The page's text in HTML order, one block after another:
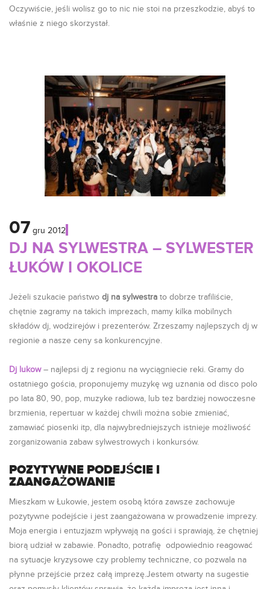
Oczywiście, jeśli wolisz go to nic nie stoi na przeszkodzie, abyś to
właśnie z niego skorzystał.
07 gru 2012
DJ NA SYLWESTRA – SYLWESTER
ŁUKÓW I OKOLICE
Jeżeli szukacie państwo dj na sylwestra to dobrze trafiliście,
chętnie zagramy na takich imprezach, mamy kilka mobilnych
składów dj, wodzirejów i prezenterów. Zrzeszamy najlepszych dj w
regionie a nasze ceny sa konkurencyjne.
Dj lukow– najlepsi dj z regionu na wyciągniecie reki. Gramy do
ostatniego gościa, proponujemy muzykę wg uznania od disco polo
po lata 80, 90, pop, muzyke radiowa, lub tez bardziej nowoczesne
brzmienia, repertuar w każdej chwili można sobie zmieniać,
zamawiać piosenki itp, dla najwybredniejszych istnieje możliwość
zorganizowania zabaw sylwestrowych i konkursów.
POZYTYWNE PODEJŚCIE I
ZAANGAŻOWANIE
Mieszkam w Łukowie, jestem osobą która zawsze zachowuje
pozytywne podejście i jest zaangażowana w prowadzenie imprezy.
Moja energia i entuzjazm wpływają na gości i sprawiają, że chętniej
biorą udział w zabawie. Ponadto, potrafię odpowiednio reagować
na sytuacje kryzysowe czy problemy techniczne, co pozwala na
płynne przejście przez całą imprezę.Jestem otwarty na sugestie